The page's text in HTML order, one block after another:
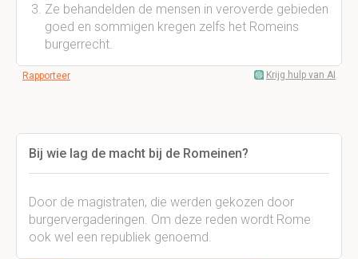
Ze behandelden de mensen in veroverde gebieden
goed en sommigen kregen zelfs het Romeins
burgerrecht.
Rapporteer Krijg hulp van AI
Bij wie lag de macht bij de Romeinen?
Door de magistraten, die werden gekozen door
burgervergaderingen. Om deze reden wordt Rome
ook wel een republiek genoemd.